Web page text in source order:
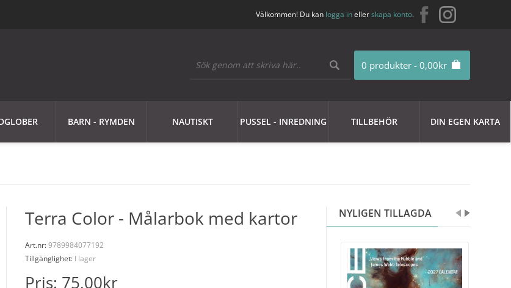
Välkommen! Du kan logga inellerskapa konto.
0 produkter - 0,00kr
BARN - RYMDEN NAUTISKT PUSSEL - INREDNING TILLBEHÖR DIN EGEN KARTA
NYLIGEN TILLAGDA
Terra Color - Målarbok med kartor
Art.nr:9789984077192
Tillgänglighet: I lager
Pris: 75,00kr